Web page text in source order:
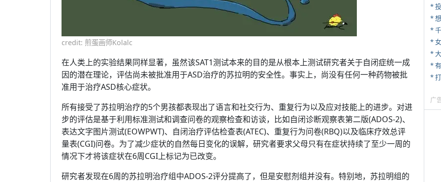
credit: 煎蛋画师Kolalc
在人类上的实验结果同样显著，虽然该SAT1测试本来的目的是从根本上测试研究者关于自闭症统一成
因的潜在理论，评估尚未被批准用于ASD治疗的苏拉明的安全性。事实上，尚没有任何一种药物被批
准用于治疗ASD核心症状。
所有接受了苏拉明治疗的5个男孩都表现出了语言和社交行为、重复行为以及应对技能上的进步。对进
步的评估是基于利用标准测试和调查问卷的观察检查和访谈，比如自闭诊断观察表第二版(ADOS-2)、
表达文字图片测试(EOWPWT)、自闭治疗评估检查表(ATEC)、重复行为问卷(RBQ)以及临床疗效总评
量表(CGI)问卷。为了减少症状的自然每日变化的误解，研究者要求父母只有在症状持续了至少一周的
情况下才将该症状在6周CGI上标记为已改变。
研究者发现在6周的苏拉明治疗组中ADOS-2评分提高了，但是安慰剂组并没有。特别地，苏拉明组的
*
*
*
*
广